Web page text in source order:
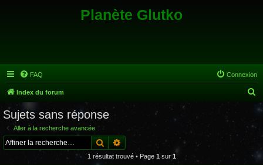
Planète Glutko
FAQ Connexion
Index du forum
Sujets sans réponse
Aller à la recherche avancée
RechercherRecherche avancée
1 résultat trouvé • Page 1sur1